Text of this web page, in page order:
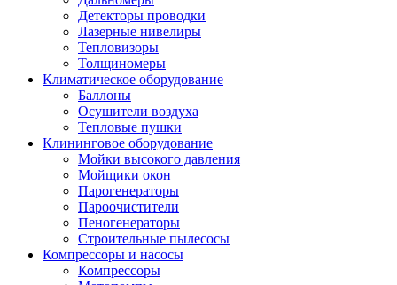
Детекторы проводки
Лазерные нивелиры
Тепловизоры
Толщиномеры
Климатическое оборудование
Баллоны
Осушители воздуха
Тепловые пушки
Клининговое оборудование
Мойки высокого давления
Мойщики окон
Парогенераторы
Пароочистители
Пеногенераторы
Строительные пылесосы
Компрессоры и насосы
Компрессоры